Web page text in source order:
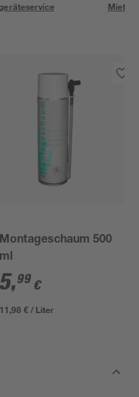
Montageschaum 500
ml
5,99 €
11,98 € / Liter